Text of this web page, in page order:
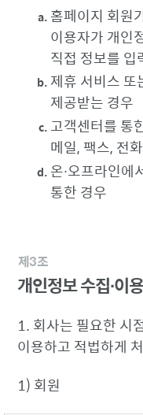
홈페이지 회원
이용자가 개인
직접 정보를 입
제휴 서비스 또
제공받는 경우
고객센터를 통
메일, 팩스, 전
온∙오프라인에
통한 경우
제3조
개인정보 수집∙이
1. 회사는 필요한 시
이용하고 적법하게
1) 회원